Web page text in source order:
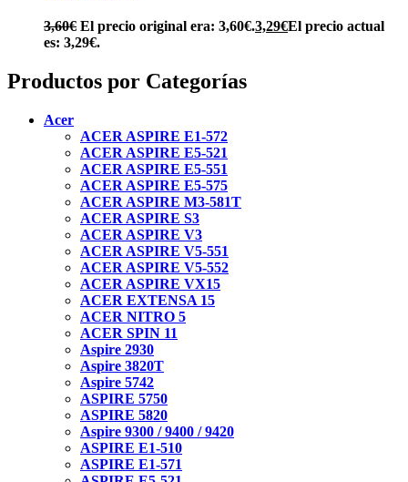
3,60€ El precio original era: 3,60€.3,29€El precio actual
es: 3,29€.
Productos por Categorías
Acer
ACER ASPIRE E1-572
ACER ASPIRE E5-521
ACER ASPIRE E5-551
ACER ASPIRE E5-575
ACER ASPIRE M3-581T
ACER ASPIRE S3
ACER ASPIRE V3
ACER ASPIRE V5-551
ACER ASPIRE V5-552
ACER ASPIRE VX15
ACER EXTENSA 15
ACER NITRO 5
ACER SPIN 11
Aspire 2930
Aspire 3820T
Aspire 5742
ASPIRE 5750
ASPIRE 5820
Aspire 9300 / 9400 / 9420
ASPIRE E1-510
ASPIRE E1-571